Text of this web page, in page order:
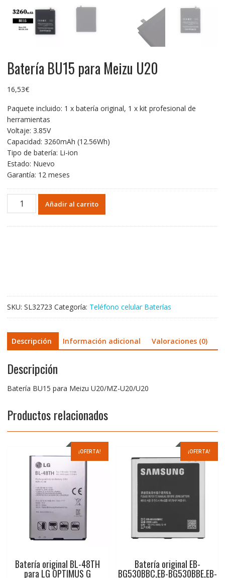
Batería BU15 para Meizu U20
16,53€
Paquete incluido: 1 x batería original, 1 x kit profesional de
herramientas
Voltaje: 3.85V
Capacidad: 3260mAh (12.56Wh)
Tipo de batería: Li-ion
Estado: Nuevo
Garantía: 12 meses
Batería
BU15
Añadir al carrito
SKU: SL32723 Categoría: Teléfono celular Baterías
Descripción Información adicional Valoraciones (0)
Descripción
Batería BU15 para Meizu U20/MZ-U20/U20
Productos relacionados
¡OFERTA!
Batería original BL-48TH
para LG OPTIMUS G
¡OFERTA!
Batería original EB-
BG530BBC,EB-BG530BBE,EB-